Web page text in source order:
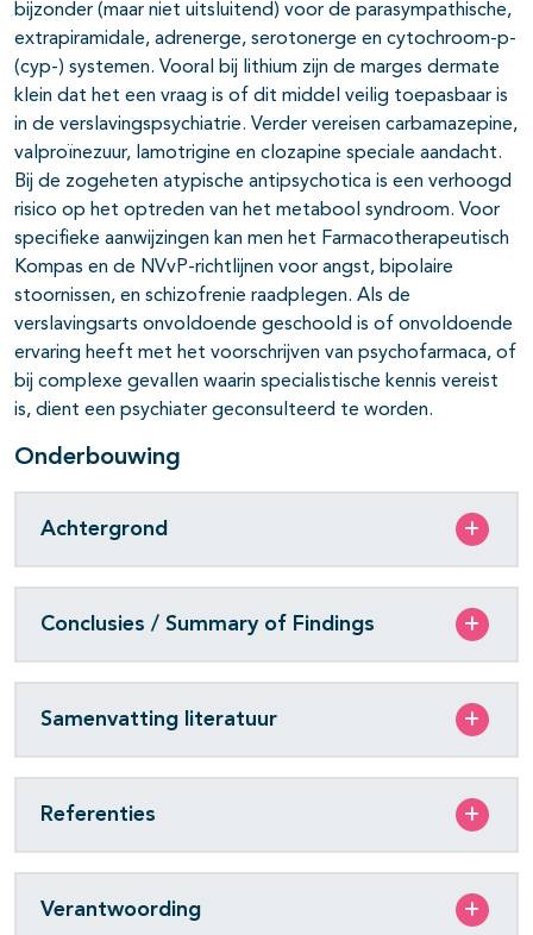
bijzonder (maar niet uitslui­tend) voor de parasympathische,
extrapiramidale, adrenerge, serotonerge en cytochroom-p-
(cyp-) systemen. Vooral bij lithium zijn de marges dermate
klein dat het een vraag is of dit middel veilig toepasbaar is
in de verslavingspsychiatrie. Verder vereisen carbamazepine,
valproïnezuur, lamotrigine en clozapine speciale aandacht.
Bij de zogeheten atypische antipsychotica is een verhoogd
risico op het optreden van het metabool syndroom. Voor
specifieke aanwijzingen kan men het Farmacotherapeutisch
Kompas en de NVvP-richtlijnen voor angst, bipolaire
stoornissen, en schizofrenie raadplegen. Als de
verslavingsarts onvoldoende geschoold is of onvoldoende
ervaring heeft met het voorschrijven van psychofarmaca, of
bij complexe gevallen waarin specialistische kennis vereist
is, dient een psychiater geconsulteerd te worden.
Onderbouwing
Achtergrond
Conclusies / Summary of Findings
Samenvatting literatuur
Referenties
Verantwoording